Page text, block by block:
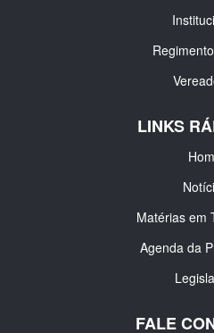
LINKS
Matérias em
Agenda da
FALE